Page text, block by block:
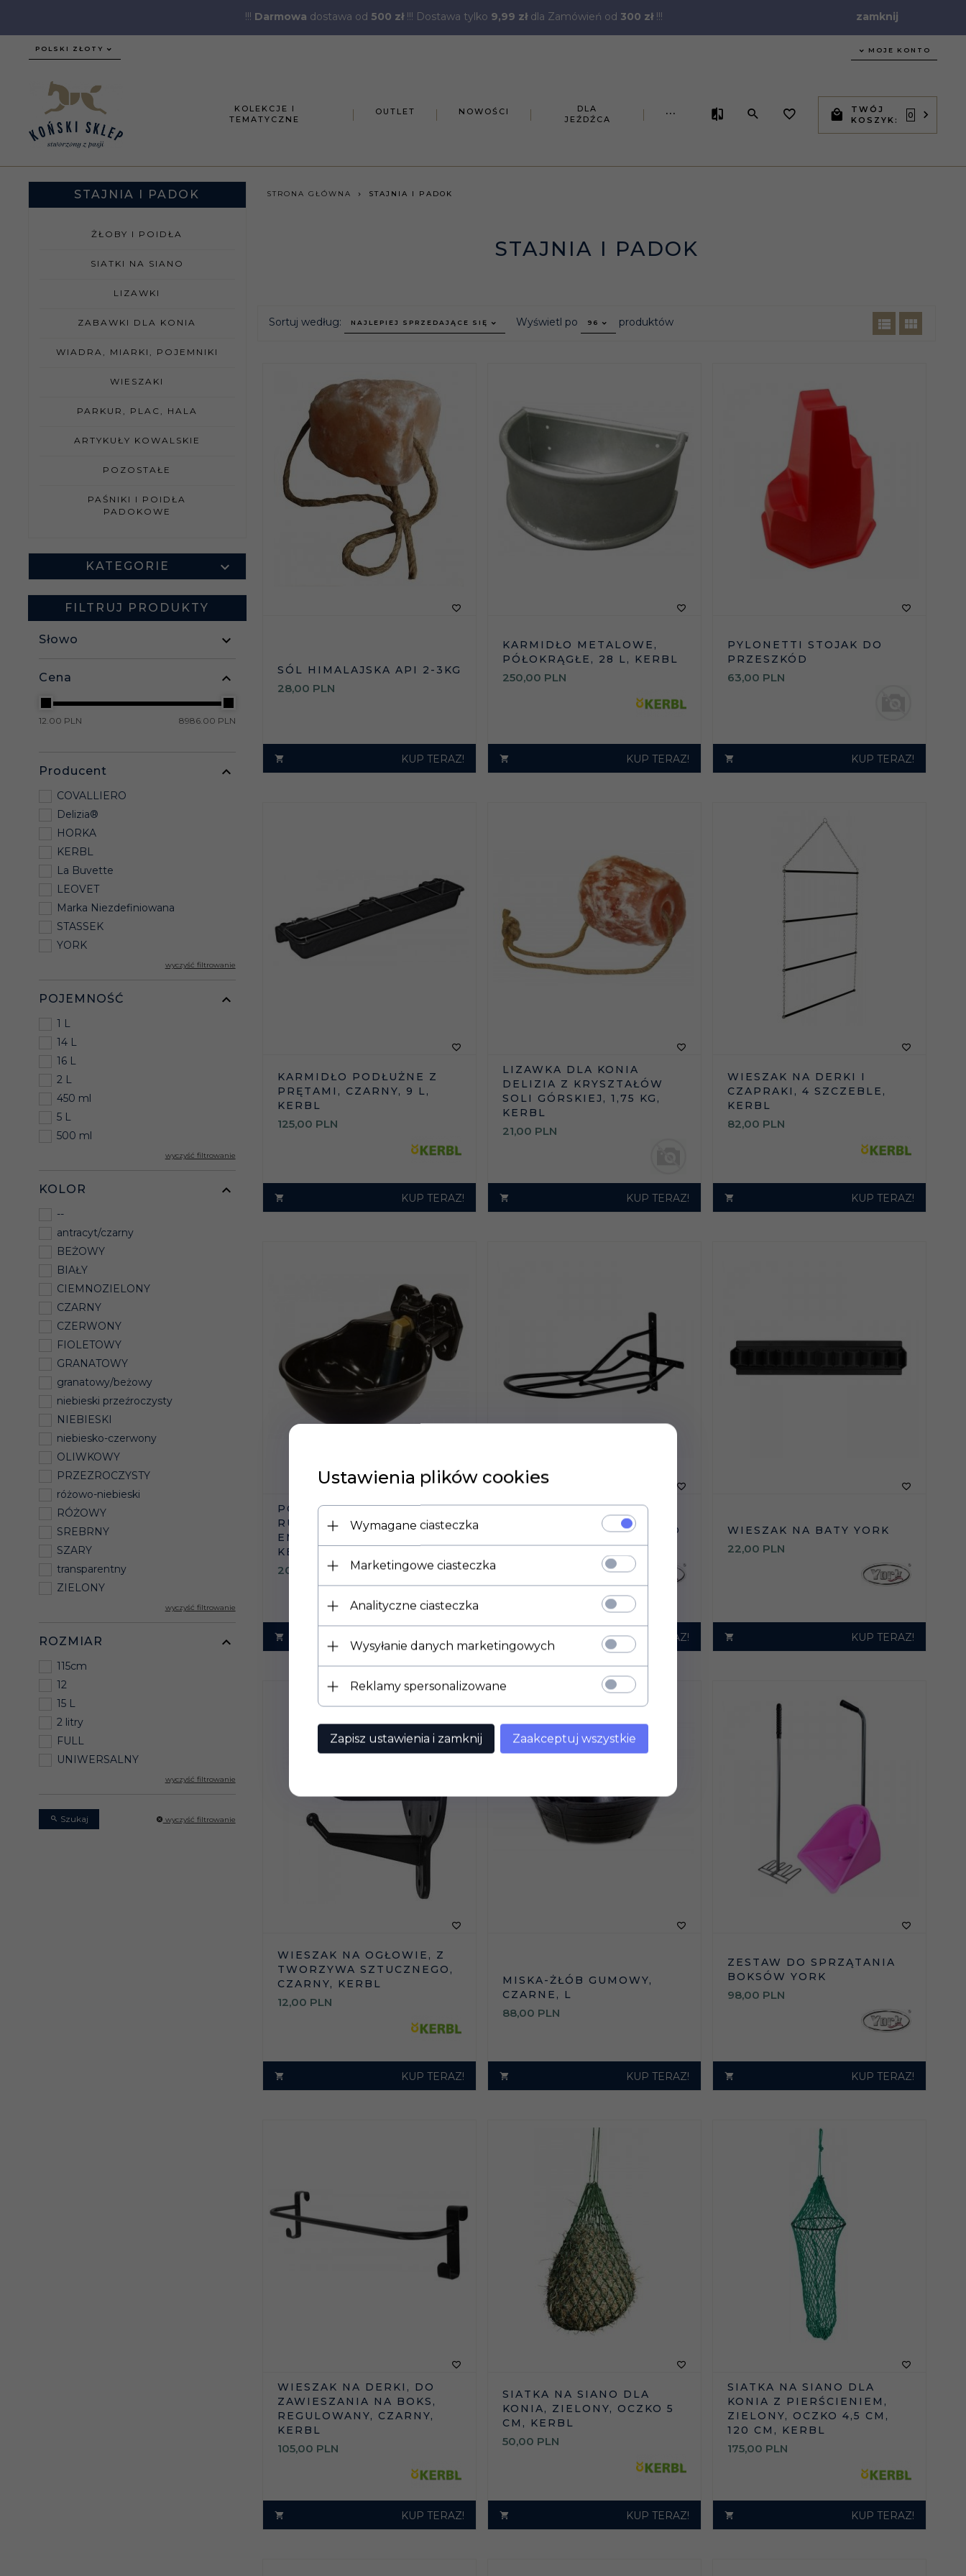
!!! Darmowa dostawa od 500 zł!!! Dostawa tylko 9,99 złdla Zamówień od 300 zł!!! zamknij
currency_h
POLSKI ZŁOTY MOJE KONTO
KOLEKCJE I
TEMATYCZNE
OUTLET NOWOŚCI
DLA
JEŹDŹCA
...
TWÓJ
KOSZYK:
0
STAJNIA I PADOK
ŻŁOBY I POIDŁA
SIATKI NA SIANO
LIZAWKI
ZABAWKI DLA KONIA
WIADRA, MIARKI, POJEMNIKI
WIESZAKI
PARKUR, PLAC, HALA
ARTYKUŁY KOWALSKIE
POZOSTAŁE
PAŚNIKI I POIDŁA
PADOKOWE
KATEGORIE
FILTRUJ PRODUKTY
Słowo
Cena
12.00 PLN 8986.00 PLN
Producent
COVALLIERO
Delizia®
HORKA
KERBL
La Buvette
LEOVET
Marka Niezdefiniowana
STASSEK
YORK
wyczyść filtrowanie
POJEMNOŚĆ
1 L
14 L
16 L
2 L
450 ml
5 L
500 ml
wyczyść filtrowanie
KOLOR
--
antracyt/czarny
BEŻOWY
BIAŁY
CIEMNOZIELONY
CZARNY
CZERWONY
FIOLETOWY
GRANATOWY
granatowy/beżowy
niebieski przeźroczysty
NIEBIESKI
niebiesko-czerwony
OLIWKOWY
PRZEZROCZYSTY
różowo-niebieski
RÓŻOWY
SREBRNY
SZARY
transparentny
ZIELONY
wyczyść filtrowanie
ROZMIAR
115cm
12
15 L
2 litry
FULL
UNIWERSALNY
wyczyść filtrowanie
Szukaj wyczyść filtrowanie
STRONA GŁÓWNA STAJNIA I PADOK
STAJNIA I PADOK
Sortuj według: sort
NAJLEPIEJ SPRZEDAJĄCE SIĘ Wyświetl po pop
96 produktów
SÓL HIMALAJSKA API 2-3KG
28,00 PLN
KUP TERAZ!
KARMIDŁO METALOWE,
PÓŁOKRĄGŁE, 28 L, KERBL
250,00 PLN
KUP TERAZ!
PYLONETTI STOJAK DO
PRZESZKÓD
63,00 PLN
KUP TERAZ!
KARMIDŁO PODŁUŻNE Z
PRĘTAMI, CZARNY, 9 L,
KERBL
125,00 PLN
KUP TERAZ!
LIZAWKA DLA KONIA
DELIZIA Z KRYSZTAŁÓW
SOLI GÓRSKIEJ, 1,75 KG,
KERBL
21,00 PLN
KUP TERAZ!
WIESZAK NA DERKI I
CZAPRAKI, 4 SZCZEBLE,
KERBL
82,00 PLN
KUP TERAZ!
POIDŁO Z ZAWOREM
RURKOWYM G51, 1,7 L,
EMALIOWANE ŻELIWO,
KERBL
208, PLN
KUP TERAZ!
WIESZAK YORK NA SIODŁO
51,00 PLN
KUP TERAZ!
WIESZAK NA BATY YORK
22,00 PLN
KUP TERAZ!
WIESZAK NA OGŁOWIE, Z
TWORZYWA SZTUCZNEGO,
CZARNY, KERBL
12,00 PLN
KUP TERAZ!
MISKA-ŻŁÓB GUMOWY,
CZARNE, L
88,00 PLN
KUP TERAZ!
ZESTAW DO SPRZĄTANIA
BOKSÓW YORK
98,00 PLN
KUP TERAZ!
WIESZAK NA DERKI, DO
ZAWIESZANIA NA BOKS,
REGULOWANY, CZARNY,
KERBL
105,00 PLN
KUP TERAZ!
SIATKA NA SIANO DLA
KONIA, ZIELONY, OCZKO 5
CM, KERBL
50,00 PLN
KUP TERAZ!
SIATKA NA SIANO DLA
KONIA Z PIERŚCIENIEM,
ZIELONY, OCZKO 4,5 CM,
120 CM, KERBL
175,00 PLN
KUP TERAZ!
Ustawienia plików cookies
Wymagane ciasteczka
Marketingowe ciasteczka
Analityczne ciasteczka
Wysyłanie danych marketingowych
Reklamy spersonalizowane
Zapisz ustawienia i zamknij Zaakceptuj wszystkie